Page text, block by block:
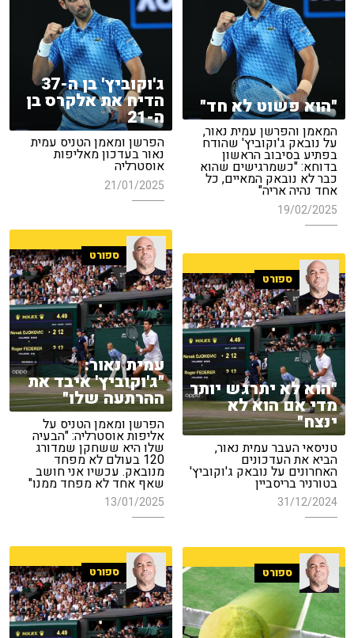
"הוא פשוט לא חד"
המאמן והפרשן עמית נאור,
על נובאק ג'וקוביץ' שהודח
בפתיע בסיבוב הראשון
בדוחא: "כשמרגישים שהוא
כבר לא נובאק המאיים, כל
אחד נהיה אריה"
19/02/2025
ג'וקוביץ' בן ה-37
הדיח את אלקרס בן
ה-21
הפרשן ומאמן הטניס עמית
נאור בעדכון מאליפות
אוסטרליה
21/01/2025
ספורט
עמית נאור:
"ג'וקוביץ' איבד את
ההרתעה שלו"
הפרשן ומאמן הטניס על
אליפות אוסטרליה: "הבעיה
שלו היא ששחקן שמדורג
120 בעולם לא מפחד
מנובאק. עכשיו אני חושב
שאף אחד לא מפחד ממנו"
13/01/2025
ספורט
"הוא לא יתרגש יותר
מדי אם הוא לא
ינצח"
טניסאי העבר עמית נאור,
הביא את העדכונים
האחרונים על נובאק ג'וקוביץ'
בטורניר בריסביין
31/12/2024
ספורט ספורט